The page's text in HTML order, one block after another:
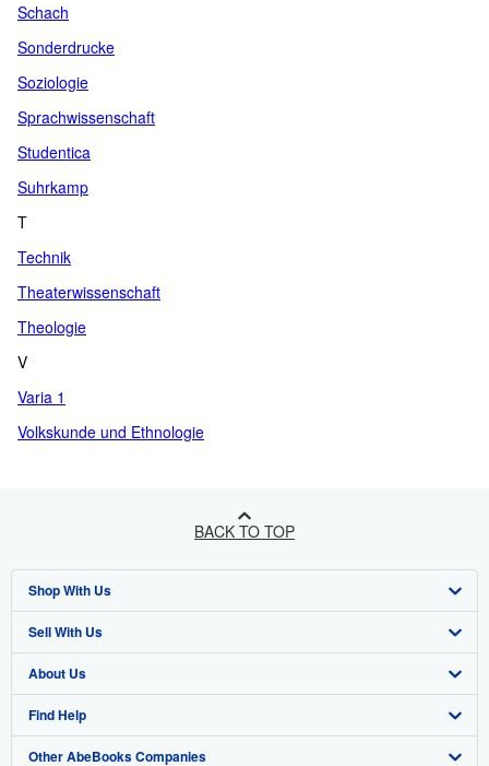
Schach
Sonderdrucke
Soziologie
Sprachwissenschaft
Studentica
Suhrkamp
T
Technik
Theaterwissenschaft
Theologie
V
Varia 1
Volkskunde und Ethnologie
BACK TO TOP
Shop With Us
Advanced Search
Browse Collections
My Account
My Orders
Sell With Us
Start Selling
Join Our Affiliate Programme
Book Buyback
About Us
About AbeBooks
Media
Find Help
Help
Other AbeBooks Companies